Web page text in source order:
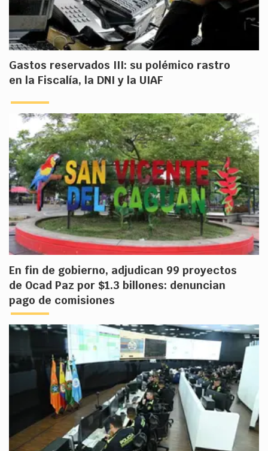
Gastos reservados III: su polémico rastro
en la Fiscalía, la DNI y la UIAF
En fin de gobierno, adjudican 99 proyectos
de Ocad Paz por $1.3 billones: denuncian
pago de comisiones